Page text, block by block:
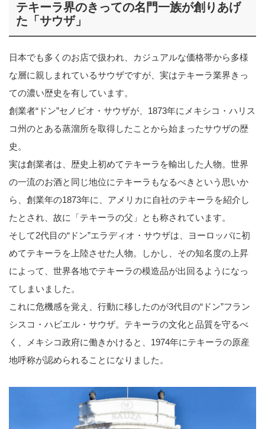
テキーラ界のきっての名門一族が創りあげ
た「サウザ」
日本でも多くのお店で扱われ、カジュアルな価格帯から多様
な層に親しまれているサウザですが、実はテキーラ業界きっ
ての濃い歴史を有しています。
創業者“ドン”セノビオ・サウザが、1873年にメキシコ・ハリス
コ州のとある蒸溜所を取得したことから始まったサウザの歴
史。
実は創業者は、歴史上初めてテキーラを輸出した人物。世界
の一流のお酒と同じ地位にテキーラもなるべきという思いか
ら、創業年の1873年に、アメリカに自社のテキーラを紹介し
たとされ、故に「テキーラの父」とも称されています。
そして2代目の“ドン”エラディオ・サウザは、ヨーロッパに初
めてテキーラを上陸させた人物。しかし、その知名度の上昇
によって、世界各地でテキーラの模造品が出回るようになっ
てしまいました。
これに危機感を覚え、行動に移したのが3代目の“ドン”フラン
シスコ・ハビエル・サウザ。テキーラの文化と品質を守るべ
く、メキシコ政府に働きかけると、1974年にテキーラの原産
地呼称が認められることになりました。